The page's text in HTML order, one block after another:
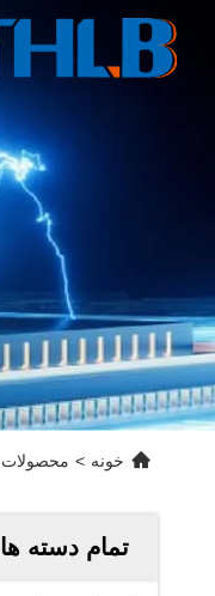
خونه > محصولات
تمام دسته ها